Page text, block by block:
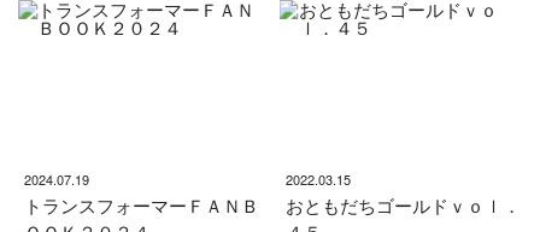
2024.07.19
トランスフォーマーＦＡＮＢ
2022.03.15
おともだちゴールドｖｏｌ．